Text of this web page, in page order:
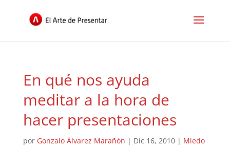
En qué nos ayuda
meditar a la hora de
hacer presentaciones
por Gonzalo Álvarez Marañón | Dic 16, 2010| Miedo